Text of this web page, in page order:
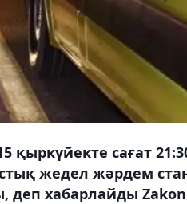
қыркүйекте сағат
жедел жәрдем
деп хабарлайды